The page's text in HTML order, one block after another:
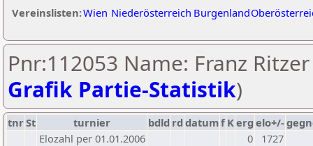
Vereinslisten:Wien Niederösterreich Burgenland
Pnr:112053 Name: Franz
Grafik Partie-Statistik)
tnrSt turnier bdld rd datumf Kerg elo+/-
Elozahl per 01.01.2006
0
1727